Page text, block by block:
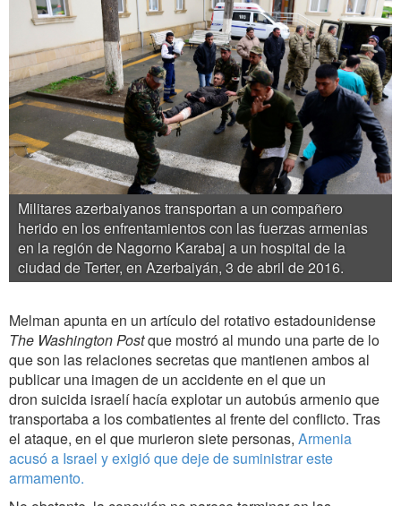
Militares azerbaiyanos transportan a un compañero
herido en los enfrentamientos con las fuerzas armenias
en la región de Nagorno Karabaj a un hospital de la
ciudad de Terter, en Azerbaiyán, 3 de abril de 2016.
Melman apunta en un artículo del rotativo estadounidense
The Washington Postque mostró al mundo una parte de lo
que son las relaciones secretas que mantienen ambos al
publicar una imagen de un accidente en el que un
dron suicida israelí hacía explotar un autobús armenio que
transportaba a los combatientes al frente del conflicto. Tras
el ataque, en el que murieron siete personas, Armenia
acusó a Israel y exigió que deje de suministrar este
armamento.